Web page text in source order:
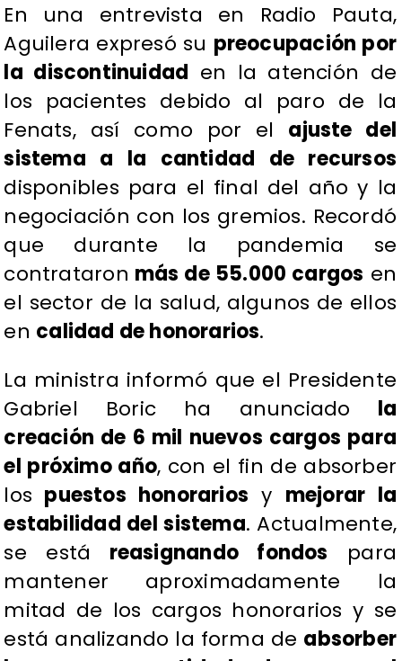
En una entrevista en Radio Pauta,
Aguilera expresó su preocupación por
la discontinuidad en la atención de
los pacientes debido al paro de la
Fenats, así como por el ajuste del
sistema a la cantidad de recursos
disponibles para el final del año y la
negociación con los gremios. Recordó
que durante la pandemia se
contrataron más de 55.000 cargos en
el sector de la salud, algunos de ellos
en calidad de honorarios.
La ministra informó que el Presidente
Gabriel Boric ha anunciado la
creación de 6 mil nuevos cargos para
el próximo año, con el fin de absorber
los puestos honorarios y mejorar la
estabilidad del sistema. Actualmente,
se está reasignando fondos para
mantener aproximadamente la
mitad de los cargos honorarios y se
está analizando la forma de absorber